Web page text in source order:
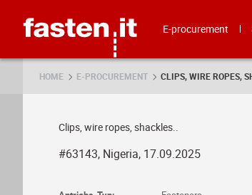
E-procurement
HOME E-PROCUREMENT CLIPS, WIRE ROPES,
Clips, wire ropes, shackles..
#63143, Nigeria, 17.09.2025